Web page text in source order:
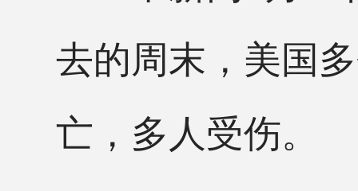
去的周末，美国
亡，多人受伤。